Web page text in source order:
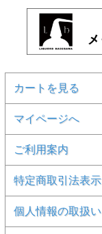
カートを見る
マイページへ
ご利用案内
特定商取引法表示
個人情報の取扱い